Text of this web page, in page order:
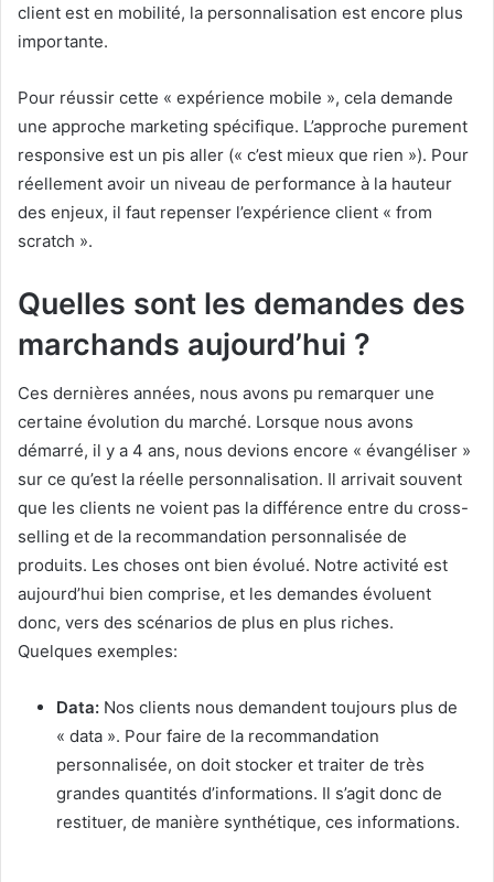
client est en mobilité, la personnalisation est encore plus
importante.
Pour réussir cette « expérience mobile », cela demande
une approche marketing spécifique. L’approche purement
responsive est un pis aller (« c’est mieux que rien »). Pour
réellement avoir un niveau de performance à la hauteur
des enjeux, il faut repenser l’expérience client « from
scratch ».
Quelles sont les demandes des
marchands aujourd’hui ?
Ces dernières années, nous avons pu remarquer une
certaine évolution du marché. Lorsque nous avons
démarré, il y a 4 ans, nous devions encore « évangéliser »
sur ce qu’est la réelle personnalisation. Il arrivait souvent
que les clients ne voient pas la différence entre du cross-
selling et de la recommandation personnalisée de
produits. Les choses ont bien évolué. Notre activité est
aujourd’hui bien comprise, et les demandes évoluent
donc, vers des scénarios de plus en plus riches.
Quelques exemples:
Data: Nos clients nous demandent toujours plus de
« data ». Pour faire de la recommandation
personnalisée, on doit stocker et traiter de très
grandes quantités d’informations. Il s’agit donc de
restituer, de manière synthétique, ces informations.